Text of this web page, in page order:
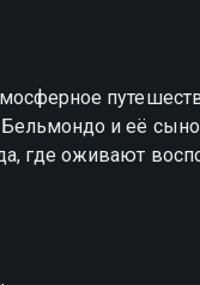
Бельмондо и её
где оживают
традиции и